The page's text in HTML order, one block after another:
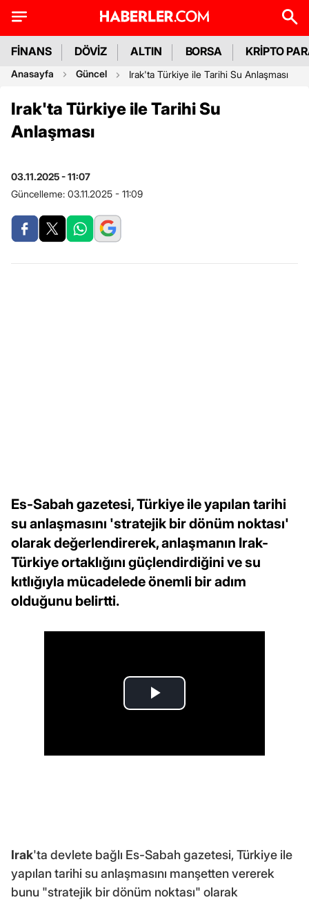
FİNANS DÖVİZ ALTIN BORSA KRİPTO
Anasayfa Güncel Irak'ta Türkiye ile Tarihi Su Anlaşması
Irak'ta Türkiye ile Tarihi Su
Anlaşması
03.11.2025 - 11:07
Güncelleme: 03.11.2025 - 11:09
Es-Sabah gazetesi, Türkiye ile yapılan tarihi
su anlaşmasını 'stratejik bir dönüm noktası'
olarak değerlendirerek, anlaşmanın Irak-
Türkiye ortaklığını güçlendirdiğini ve su
kıtlığıyla mücadelede önemli bir adım
olduğunu belirtti.
Irak'ta devlete bağlı Es-Sabah gazetesi, Türkiye ile
yapılan tarihi su anlaşmasını manşetten vererek
bunu "stratejik bir dönüm noktası" olarak